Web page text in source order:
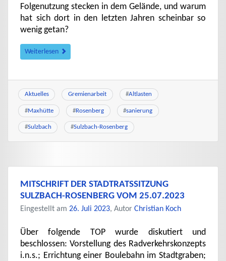
Folgenutzung stecken in dem Gelände, und warum
hat sich dort in den letzten Jahren scheinbar so
wenig getan?
Weiterlesen
Aktuelles Gremienarbeit #Altlasten
#Maxhütte #Rosenberg #sanierung
#Sulzbach #Sulzbach-Rosenberg
MITSCHRIFT DER STADTRATSSITZUNG
SULZBACH-ROSENBERG VOM 25.07.2023
Eingestellt am 26. Juli 2023, Autor Christian Koch
Über folgende TOP wurde diskutiert und
beschlossen: Vorstellung des Radverkehrskonzepts
i.n.s.; Errichtung einer Boulebahn im Stadtgraben;